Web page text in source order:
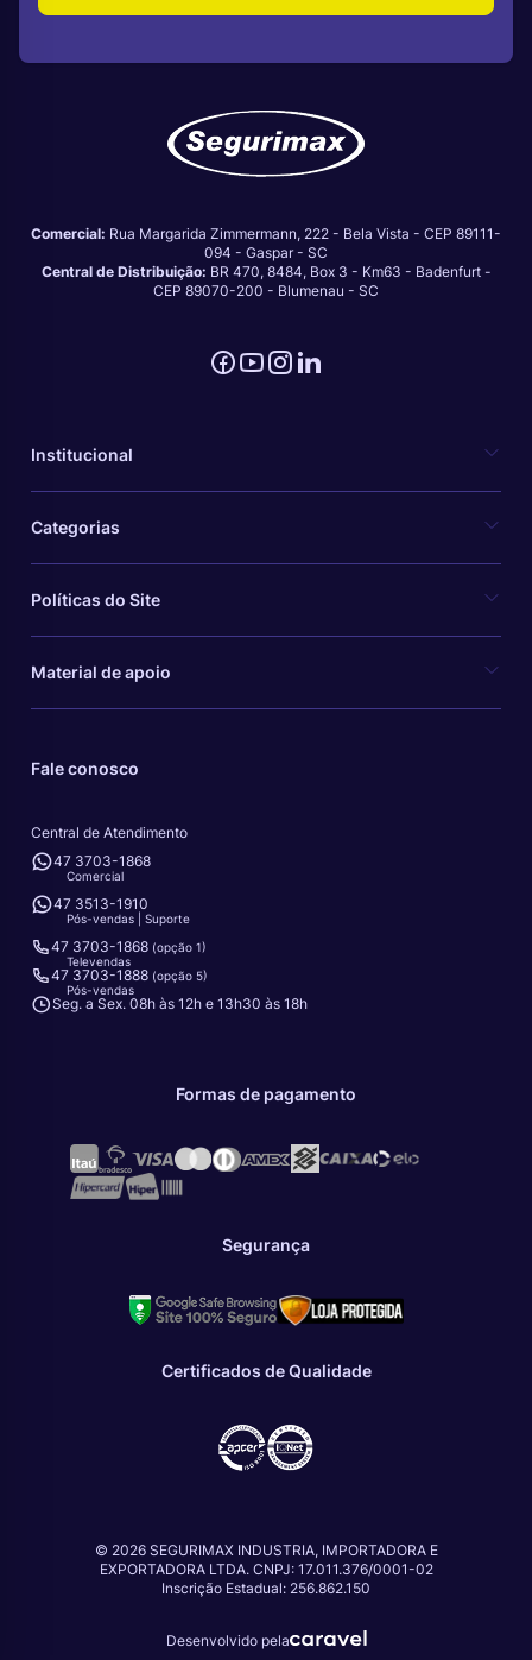
Comercial: Rua Margarida Zimmermann, 222 - Bela Vista - CEP 89111-
094 - Gaspar - SC
Central de Distribuição: BR 470, 8484, Box 3 - Km63 - Badenfurt -
CEP 89070-200 - Blumenau - SC
Institucional
Categorias
Políticas do Site
Material de apoio
Fale conosco
Central de Atendimento
47 3703-1868
Comercial
47 3513-1910
Pós-vendas | Suporte
47 3703-1868 (opção 1)
Televendas
47 3703-1888 (opção 5)
Pós-vendas
Seg. a Sex. 08h às 12h e 13h30 às 18h
Formas de pagamento
Segurança
Certificados de Qualidade
© 2026 SEGURIMAX INDUSTRIA, IMPORTADORA E
EXPORTADORA LTDA. CNPJ: 17.011.376/0001-02
Inscrição Estadual: 256.862.150
Desenvolvido pela